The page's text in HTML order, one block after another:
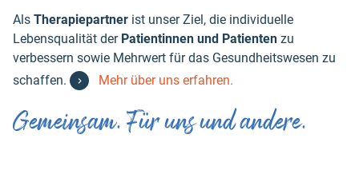
Als Therapiepartner ist unser Ziel, die individuelle
Lebensqualität der Patientinnen und Patienten zu
verbessern sowie Mehrwert für das Gesundheitswesen zu
schaffen.
Mehr über uns erfahren.
Gemeinsam. Für uns und andere.